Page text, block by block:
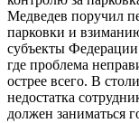
Медведев поручил
парковки и
субъекты
где проблема
острее всего. В
недостатка
должен заниматься